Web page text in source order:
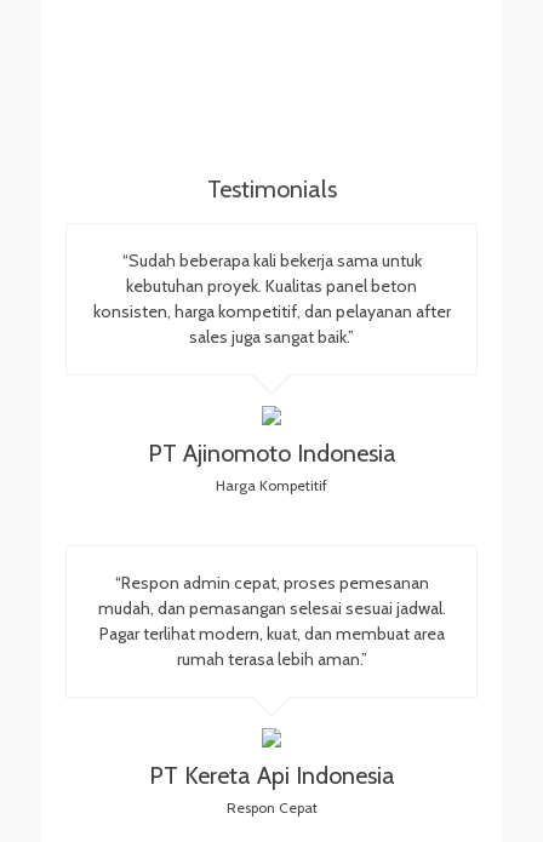
Testimonials
“Sudah beberapa kali bekerja sama untuk
kebutuhan proyek. Kualitas panel beton
konsisten, harga kompetitif, dan pelayanan after
sales juga sangat baik.”
PT Ajinomoto Indonesia
Harga Kompetitif
“Respon admin cepat, proses pemesanan
mudah, dan pemasangan selesai sesuai jadwal.
Pagar terlihat modern, kuat, dan membuat area
rumah terasa lebih aman.”
PT Kereta Api Indonesia
Respon Cepat